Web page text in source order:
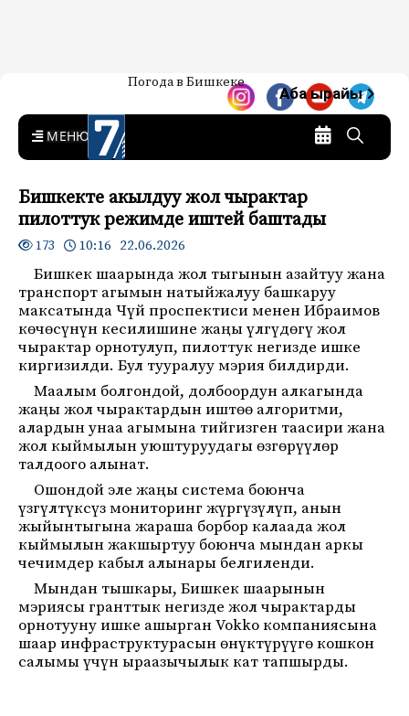
7-канал. Жаңылыктар —
Кыргызстан
Жаңылыктар — Кыргызстан
Погода в Бишкеке
Аба ырайы
MENU
Бишкекте акылдуу жол чырактар
пилоттук режимде иштей баштады
173 10:16 22.06.2026
Бишкек шаарында жол тыгынын азайтуу жана
транспорт агымын натыйжалуу башкаруу
максатында Чүй проспектиси менен Ибраимов
көчөсүнүн кесилишине жаңы үлгүдөгү жол
чырактар орнотулуп, пилоттук негизде ишке
киргизилди. Бул тууралуу мэрия билдирди.
Маалым болгондой, долбоордун алкагында
жаңы жол чырактардын иштөө алгоритми,
алардын унаа агымына тийгизген таасири жана
жол кыймылын уюштуруудагы өзгөрүүлөр
талдоого алынат.
Ошондой эле жаңы система боюнча
үзгүлтүксүз мониторинг жүргүзүлүп, анын
жыйынтыгына жараша борбор калаада жол
кыймылын жакшыртуу боюнча мындан аркы
чечимдер кабыл алынары белгиленди.
Мындан тышкары, Бишкек шаарынын
мэриясы гранттык негизде жол чырактарды
орнотууну ишке ашырганVokkoкомпаниясына
шаар инфраструктурасын өнүктүрүүгө кошкон
салымы үчүн ыраазычылык кат тапшырды.